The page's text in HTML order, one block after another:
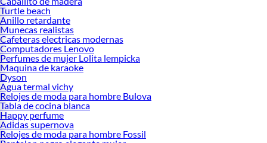
Turtle beach
Anillo retardante
Munecas realistas
Cafeteras electricas modernas
Computadores Lenovo
Perfumes de mujer Lolita lempicka
Maquina de karaoke
Dyson
Agua termal vichy
Relojes de moda para hombre Bulova
Tabla de cocina blanca
Happy perfume
Adidas supernova
Relojes de moda para hombre Fossil